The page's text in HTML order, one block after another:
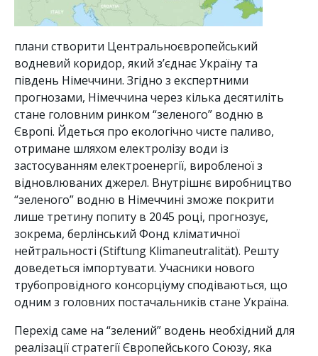
плани створити Центральноєвропейський
водневий коридор, який з’єднає Україну та
південь Німеччини. Згідно з експертними
прогнозами, Німеччина через кілька десятиліть
стане головним ринком “зеленого” водню в
Європі. Йдеться про екологічно чисте паливо,
отримане шляхом електролізу води із
застосуванням електроенергії, виробленої з
відновлюваних джерел. Внутрішнє виробництво
“зеленого” водню в Німеччині зможе покрити
лише третину попиту в 2045 році, прогнозує,
зокрема, берлінський Фонд кліматичної
нейтральності (Stiftung Klimaneutralität). Решту
доведеться імпортувати. Учасники нового
трубопровідного консорціуму сподіваються, що
одним з головних постачальників стане Україна.
Перехід саме на “зелений” водень необхідний для
реалізації стратегії Європейського Союзу, яка